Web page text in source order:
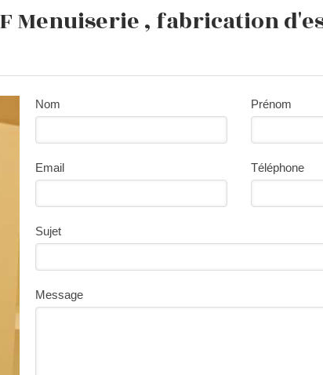
Menuiserie , fabrication
Nom Prénom
Email Téléphone
Sujet
Message